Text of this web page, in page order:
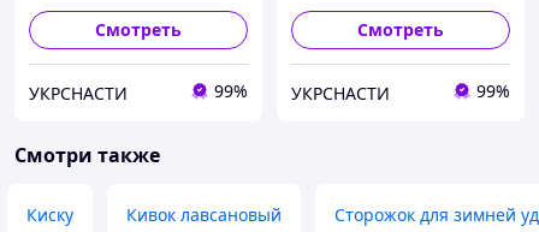
Смотреть
УКРСНАСТИ 99%
Смотреть
УКРСНАСТИ 99%
Смотри также
Киску Кивок лавсановый Сторожок для зимней